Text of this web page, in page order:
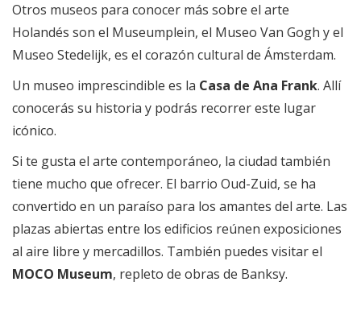
Otros museos para conocer más sobre el arte
Holandés son el Museumplein, el Museo Van Gogh y el
Museo Stedelijk, es el corazón cultural de Ámsterdam.
Un museo imprescindible es la Casa de Ana Frank. Allí
conocerás su historia y podrás recorrer este lugar
icónico.
Si te gusta el arte contemporáneo, la ciudad también
tiene mucho que ofrecer. El barrio Oud-Zuid, se ha
convertido en un paraíso para los amantes del arte. Las
plazas abiertas entre los edificios reúnen exposiciones
al aire libre y mercadillos. También puedes visitar el
MOCO Museum, repleto de obras de Banksy.